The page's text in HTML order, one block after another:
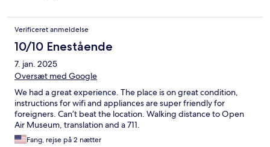
Verificeret anmeldelse
10/10 Enestående
7. jan. 2025
Oversæt med Google
We had a great experience. The place is on great condition,
instructions for wifi and appliances are super friendly for
foreigners. Can’t beat the location. Walking distance to Open
Air Museum, translation and a 711.
Fang, rejse på 2 nætter